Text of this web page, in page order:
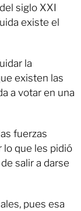
siglo XXI
existe el
la
existen las
a votar en una
fuerzas
lo que les pidió
salir a darse
pues esa